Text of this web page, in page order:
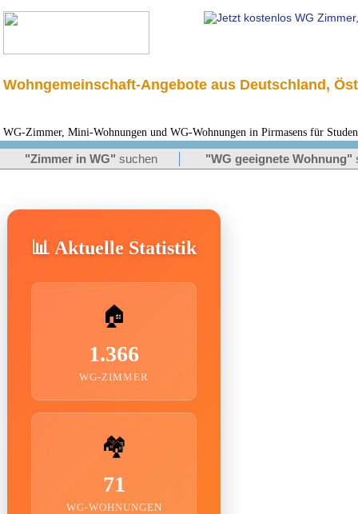
Wohngemeinschaft-Angebote aus Deutschland,
WG-Zimmer, Mini-Wohnungen und WG-Wohnungen in Pirmasens für
"Zimmer in WG" suchen "WG geeignete Wohnung"
📊 Aktuelle Statistik
🏠
1.366
WG-ZIMMER
🏘️
71
WG-WOHNUNGEN